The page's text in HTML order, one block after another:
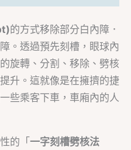
的方式移除部分白內障．
。透過預先刻槽，眼球內
旋轉、分割、移除、劈核
升。這就像是在擁擠的捷
些乘客下車，車廂內的人
的「 一字刻槽劈核法